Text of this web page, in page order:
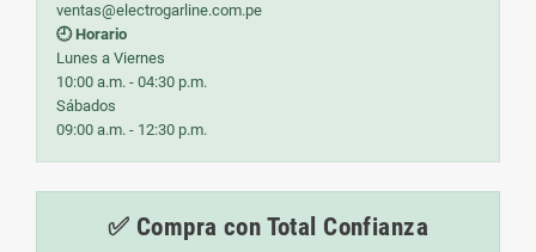
ventas@electrogarline.com.pe
🕘 Horario
Lunes a Viernes
10:00 a.m. - 04:30 p.m.
Sábados
09:00 a.m. - 12:30 p.m.
✅ Compra con Total Confianza